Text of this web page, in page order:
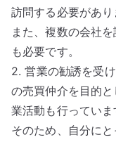
訪問する必要があり
また、複数の会社
も必要です。
2. 営業の勧誘を受
の売買仲介を目的
業活動も行っていま
そのため、自分に